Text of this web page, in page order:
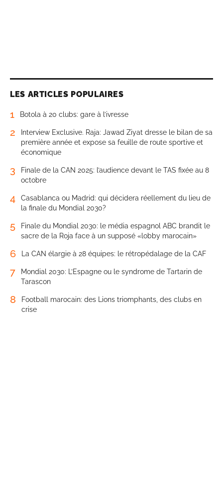
LES ARTICLES POPULAIRES
1 Botola à 20 clubs: gare à l’ivresse
2
Interview Exclusive. Raja: Jawad Ziyat dresse le bilan de sa
première année et expose sa feuille de route sportive et
économique
3
Finale de la CAN 2025: l’audience devant le TAS fixée au 8
octobre
4
Casablanca ou Madrid: qui décidera réellement du lieu de
la finale du Mondial 2030?
5
Finale du Mondial 2030: le média espagnol ABC brandit le
sacre de la Roja face à un supposé «lobby marocain»
6 La CAN élargie à 28 équipes: le rétropédalage de la CAF
7
Mondial 2030: L’Espagne ou le syndrome de Tartarin de
Tarascon
8
Football marocain: des Lions triomphants, des clubs en
crise